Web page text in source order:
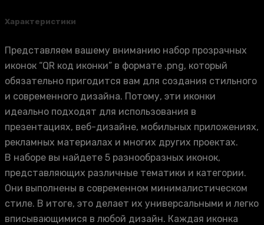
Характеристики
Представляем вашему вниманию набор прозрачных
иконок “QR код иконки” в формате .png, который
обязательно пригодится вам для создания стильного
и современного дизайна. Потому, эти иконки
идеально подходят для использования в
презентациях, веб-дизайне, мобильных приложениях,
рекламных материалах и многих других проектах.
В наборе вы найдете 5 разнообразных иконок,
представляющих различные тематики и категории.
Они выполнены в современном минималистическом
стиле. В итоге, это делает их универсальными и легко
вписывающимися в любой дизайн. Каждая иконка